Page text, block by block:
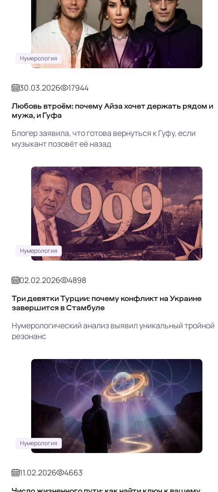
Нумерология
30.03.2026 17944
Любовь втроём: почему Айза хочет держать рядом и
мужа, и Гуфа
Блогер заявила, что готова вернуться к Гуфу, если
музыкант позовёт её назад
Нумерология
02.02.2026 4898
Три девятки Турции: почему конфликт на Украине
завершится в Стамбуле
Нумерологический анализ выявил уникальный тройной
резонанс
Нумерология
11.02.2026 4663